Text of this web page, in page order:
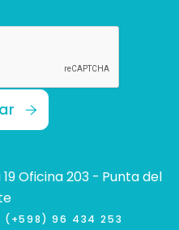
Oficina 203 - Punta del
(+598) 96 434 253